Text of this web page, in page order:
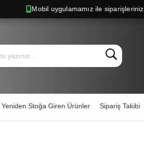
Mobil uygulamamız ile siparişlerinizi hızlıca
Yeniden Stoğa Giren Ürünler Sipariş Takibi